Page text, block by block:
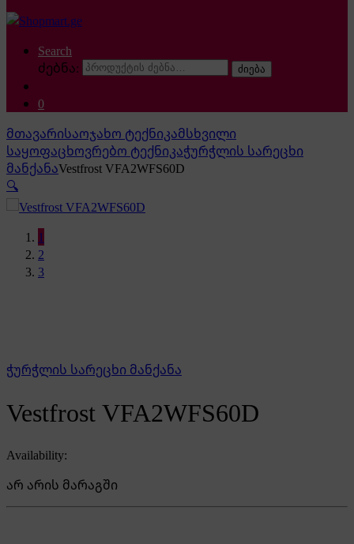
Search
ძებნა:
ძიება
0
მთავარისაოჯახო ტექნიკამსხვილი
საყოფაცხოვრებო ტექნიკაჭურჭლის სარეცხი
მანქანაVestfrost VFA2WFS60D
🔍
1
2
3
ჭურჭლის სარეცხი მანქანა
Vestfrost VFA2WFS60D
Availability:
არ არის მარაგში